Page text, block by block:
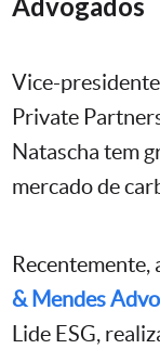
Vice-
Private
Natascha tem
mercado de
& Mendes
Lide ESG,